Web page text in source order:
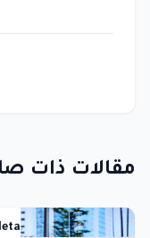
مقالات ذات